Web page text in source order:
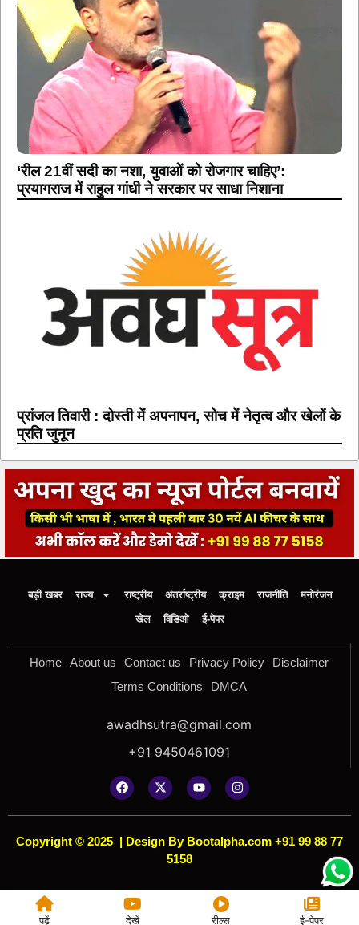
‘रील 21वीं सदी का नशा, युवाओं को रोजगार चाहिए’:
प्रयागराज में राहुल गांधी ने सरकार पर साधा निशाना
प्रांजल तिवारी : दोस्ती में अपनापन, सोच में नेतृत्व और खेलों के
प्रति जुनून
बड़ी खबर राज्य राष्ट्रीय अंतर्राष्ट्रीय क्राइम राजनीति
मनोरंजन
खेल
विडिओ ई-पेपर
Home About us Contact us Privacy Policy
Disclaimer
Terms Conditions
DMCA
awadhsutra@gmail.com
+91 9450461091
Copyright © 2025 | Design By Bootalpha.com +91 99 88 77
5158
पढ़ें देखें रील्स ई-पेपर